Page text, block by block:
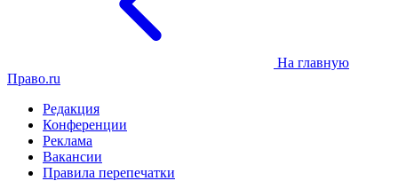
На главную
Право.ru
Редакция
Конференции
Реклама
Вакансии
Правила перепечатки